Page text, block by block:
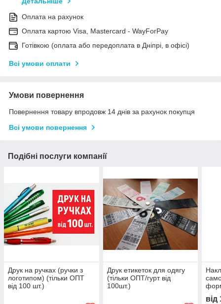
Оплата на рахунок
Оплата картою Visa, Mastercard - WayForPay
Готівкою (оплата або передоплата в Дніпрі, в офісі)
Всі умови оплати
Умови повернення
Повернення товару впродовж 14 днів за рахунок покупця
Всі умови повернення
Подібні послуги компанії
Друк на ручках (ручки з
логотипом) (тільки ОПТ
від 100 шт.)
Друк етикеток для одягу
(тільки ОПТ/гурт від
100шт.)
від